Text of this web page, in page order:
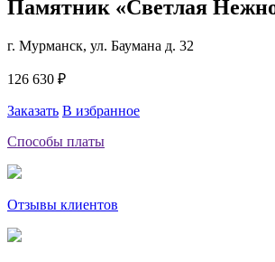
Памятник «Светлая
г. Мурманск, ул. Баумана д. 32
126 630 ₽
Заказать В избранное
Способы платы
Отзывы клиентов